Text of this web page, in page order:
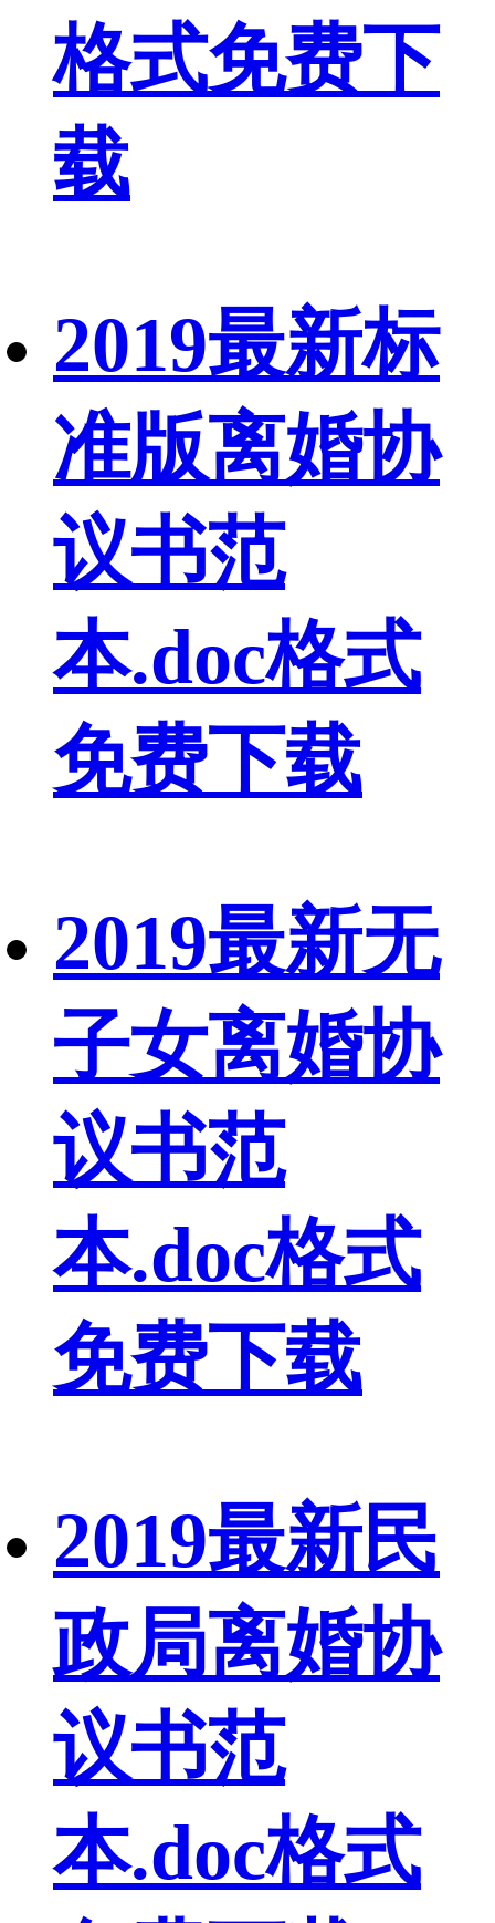
格式免费下
载
2019最新标
准版离婚协
议书范
本.doc格式
免费下载
2019最新无
子女离婚协
议书范
本.doc格式
免费下载
2019最新民
政局离婚协
议书范
本.doc格式